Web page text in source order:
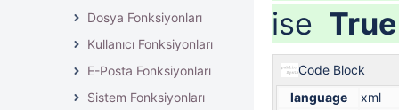
Dosya Fonksiyonları
Kullanıcı Fonksiyonları
E-Posta Fonksiyonları
Sistem Fonksiyonları
ise True
Code Block
language
xml